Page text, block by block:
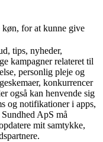
for at kunne give
tips, nyheder,
kampagner relateret til
personlig pleje og
konkurrencer
også kan henvende sig
og notifikationer i apps,
ApS må
mit samtykke,